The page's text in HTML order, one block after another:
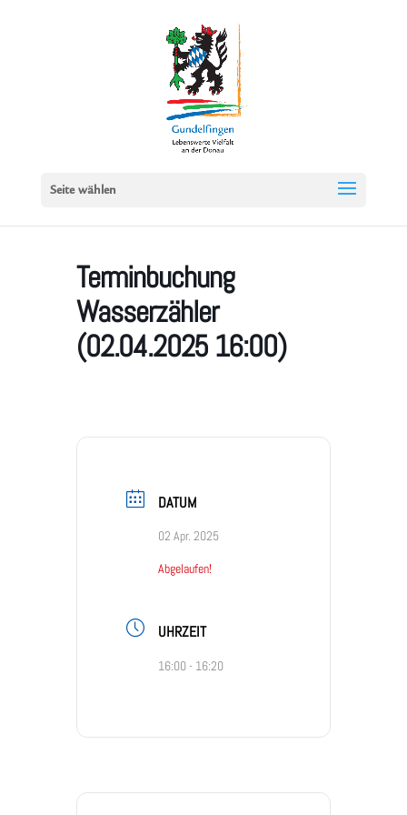
Seite wählen
Terminbuchung
Wasserzähler
(02.04.2025 16:00)
DATUM
02 Apr. 2025
Abgelaufen!
UHRZEIT
16:00 - 16:20